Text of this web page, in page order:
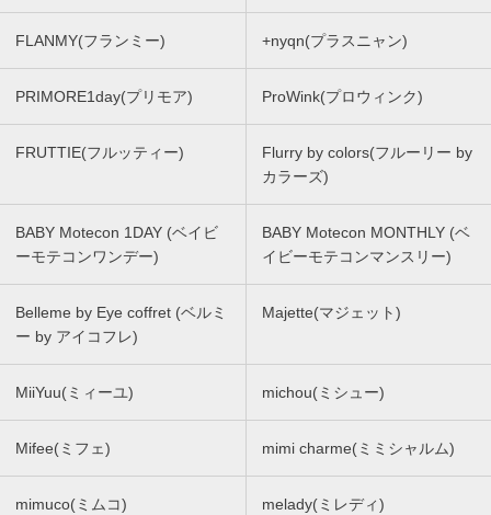
FLANMY(フランミー) +nyqn(プラスニャン)
PRIMORE1day(プリモア) ProWink(プロウィンク)
FRUTTIE(フルッティー)
Flurry by colors(フルーリー by
カラーズ)
BABY Motecon 1DAY (ベイビ
ーモテコンワンデー)
BABY Motecon MONTHLY (ベ
イビーモテコンマンスリー)
Belleme by Eye coffret (ベルミ
ー by アイコフレ)
Majette(マジェット)
MiiYuu(ミィーユ) michou(ミシュー)
Mifee(ミフェ) mimi charme(ミミシャルム)
mimuco(ミムコ) melady(ミレディ)